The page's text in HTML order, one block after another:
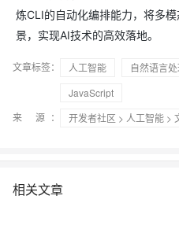
炼CLI的自动化编排能力，将多
景，实现AI技术的高效落地。
文章标签： 人工智能 自然语言
JavaScript
来 源：
开发者社区 > 人工智能 >
相关文章